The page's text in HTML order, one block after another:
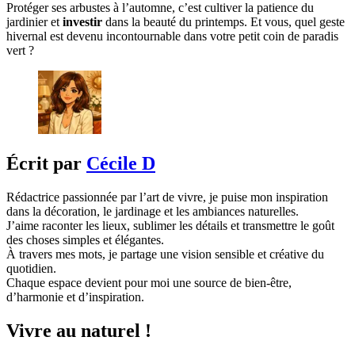
Protéger ses arbustes à l’automne, c’est cultiver la patience du
jardinier et investir dans la beauté du printemps. Et vous, quel geste
hivernal est devenu incontournable dans votre petit coin de paradis
vert ?
Écrit par Cécile D
Rédactrice passionnée par l’art de vivre, je puise mon inspiration
dans la décoration, le jardinage et les ambiances naturelles.
J’aime raconter les lieux, sublimer les détails et transmettre le goût
des choses simples et élégantes.
À travers mes mots, je partage une vision sensible et créative du
quotidien.
Chaque espace devient pour moi une source de bien-être,
d’harmonie et d’inspiration.
Vivre au naturel !